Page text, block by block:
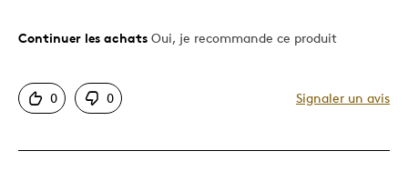
Le pour
Motif attrayant
Très bonne qualité
Continuer les achats Oui, je recommande ce produit
0 0 Signaler un avis